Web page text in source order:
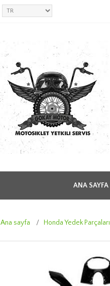
ANA SAYFA
Ana sayfa / Honda Yedek Parçaları